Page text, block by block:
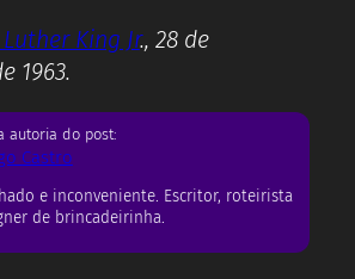
King Jr., 28 de
1963.
autoria do post:
Castro
e inconveniente. Escritor, roteirista
de brincadeirinha.